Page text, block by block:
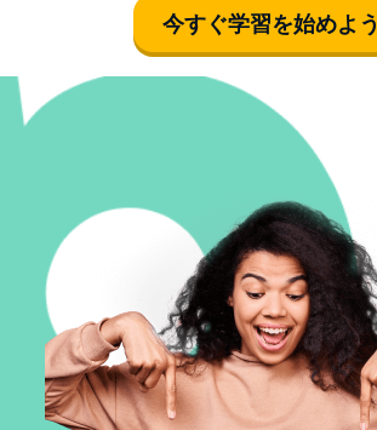
今すぐ学習を始めよう